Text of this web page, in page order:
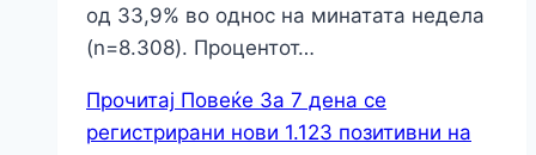
од 33,9% во однос на минатата недела
(n=8.308). Процентот…
Прочитај Повеќе За 7 дена се
регистрирани нови 1.123 позитивни на